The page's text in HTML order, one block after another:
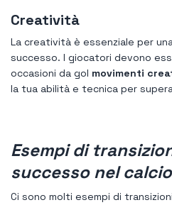
Creatività
La creatività è essenziale per
successo. I giocatori devono
occasioni da gol movimenti
la tua abilità e tecnica per
Esempi di
successo nel
Ci sono molti esempi di